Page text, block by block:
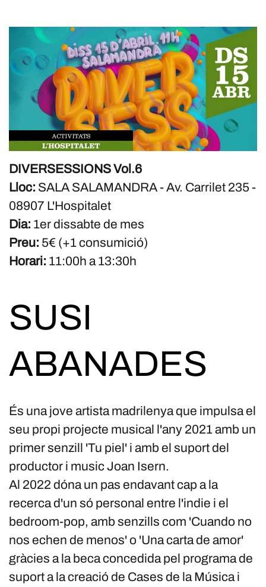
DIVERSESSIONS Vol.6
Lloc: SALA SALAMANDRA - Av. Carrilet 235 -
08907 L'Hospitalet
Dia: 1er dissabte de mes
Preu: 5€ (+1 consumició)
Horari: 11:00h a 13:30h
SUSI
ABANADES
És una jove artista madrilenya que impulsa el
seu propi projecte musical l'any 2021 amb un
primer senzill 'Tu piel' i amb el suport del
productor i music Joan Isern.
Al 2022 dóna un pas endavant cap a la
recerca d'un só personal entre l'indie i el
bedroom-pop, amb senzills com 'Cuando no
nos echen de menos' o 'Una carta de amor'
gràcies a la beca concedida pel programa de
suport a la creació de Cases de la Música i